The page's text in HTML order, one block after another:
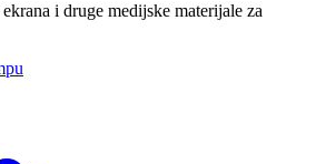
i druge medijske materijale za